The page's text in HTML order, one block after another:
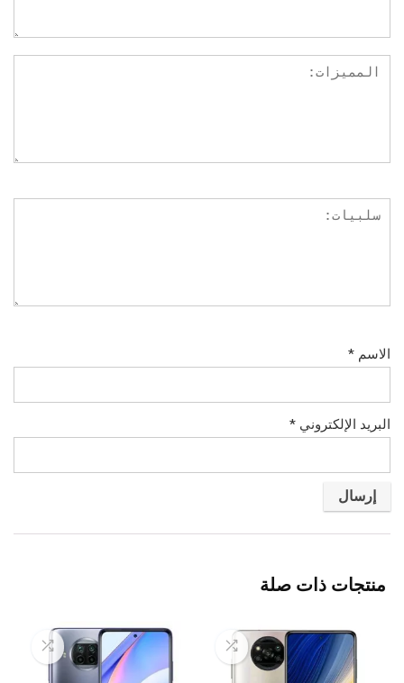
الاسم *
البريد الإلكتروني *
منتجات ذات صلة